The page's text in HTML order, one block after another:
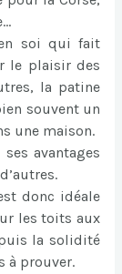
en soi qui fait
le plaisir des
la patine
souvent un
une maison.
avantages
donc idéale
les toits aux
la solidité
à prouver.